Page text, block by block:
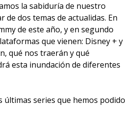
la sabiduría de nuestro
de dos temas de actualidas. En
de este año, y en segundo
que vienen: Disney + y
qué nos traerán y qué
esta inundación de diferentes
últimas series que hemos podido